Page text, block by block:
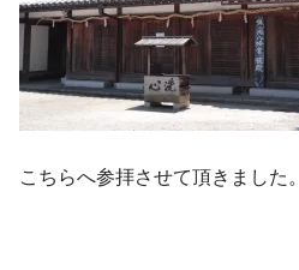
こちらへ参拝させて頂きました。